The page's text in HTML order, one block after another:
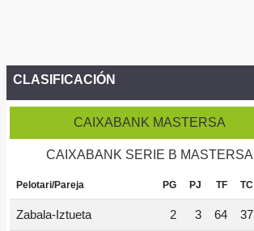
CLASIFICACIÓN
CAIXABANK MASTERSA
CAIXABANK SERIE B MASTERSA
Pelotari/Pareja PG PJ TF TC
Zabala-Iztueta 2 3 64 37